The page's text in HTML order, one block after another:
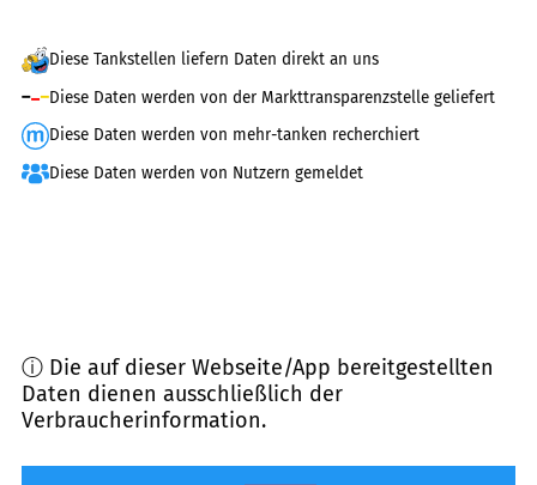
Diese Tankstellen liefern Daten direkt an uns
Diese Daten werden von der Markttransparenzstelle geliefert
Diese Daten werden von mehr-tanken recherchiert
Diese Daten werden von Nutzern gemeldet
ⓘ Die auf dieser Webseite/App bereitgestellten
Daten dienen ausschließlich der
Verbraucherinformation.